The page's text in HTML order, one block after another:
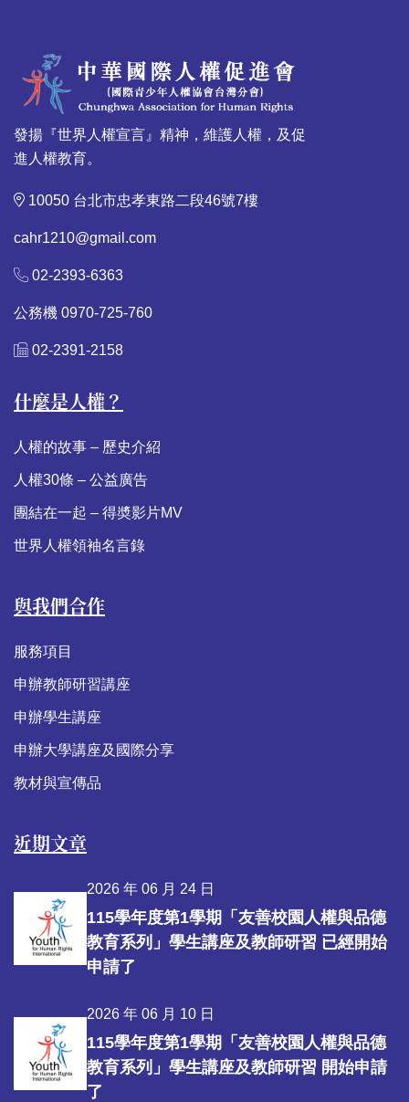
發揚『世界人權宣言』精神，維護人權，及促
進人權教育。
10050 台北市忠孝東路二段46號7樓
cahr1210@gmail.com
02-2393-6363
公務機 0970-725-760
02-2391-2158
什麼是人權？
人權的故事 – 歷史介紹
人權30條 – 公益廣告
團結在一起 – 得奬影片MV
世界人權領袖名言錄
與我們合作
服務項目
申辦教師研習講座
申辦學生講座
申辦大學講座及國際分享
教材與宣傳品
近期文章
2026 年 06 月 24 日
115學年度第1學期「友善校園人權與品德
教育系列」學生講座及教師研習 已經開始
申請了
2026 年 06 月 10 日
115學年度第1學期「友善校園人權與品德
教育系列」學生講座及教師研習 開始申請
了